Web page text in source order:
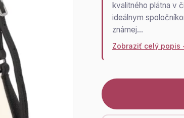
kvalitného plátna v
ideálnym
známej…
Zobraziť celý popis